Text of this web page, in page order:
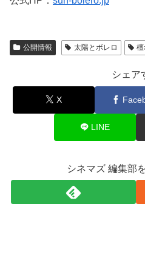
公開情報 太陽とボレロ
シェア
X
LINE
シネマズ 編集部